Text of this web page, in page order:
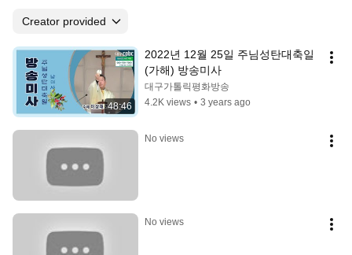
Creator provided
48:46
2022년 12월 25일 주님성탄대축일
(가해) 방송미사
대구가톨릭평화방송
4.2K views • 3 years ago
No views
No views